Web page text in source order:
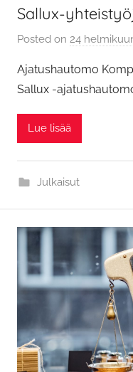
Sallux-
Posted on 24
Ajatushautomo
Sallux -
Lue lisää
Julkaisut